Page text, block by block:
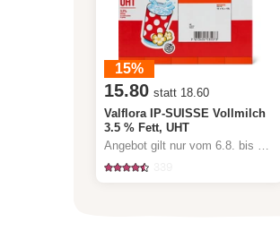
15%
15.80 statt 18.60
Valflora IP-SUISSE Vollmilch
3.5 % Fett, UHT